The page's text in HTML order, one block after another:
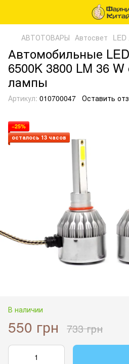
АВТОТОВАРЫ Автосвет
Автомобильные
6500K 3800 LM 36
лампы
Артикул: 010700047 Оставить
−25%
осталось 13 часов
В наличии
550 грн 733 грн